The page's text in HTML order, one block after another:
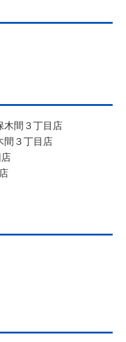
木間３丁目店
間３丁目店